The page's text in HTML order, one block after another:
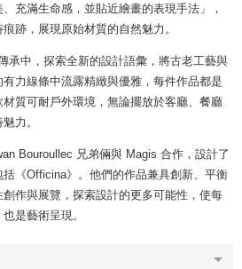
充滿生命感，並貼近繪畫的表現手法」，
跡，展現原始材質的自然魅力。
承中，探索全新的設計語彙，將古老工藝與
力線條中流露精緻與優雅，每件作品都是
質可耐戶外環境，無論擺放於客廳、餐廳
力。
Bouroullec 兄弟倆與 Magis 合作，設計了
《Officina》。他們的作品兼具創新、平衡
作與展覽，探索設計的更多可能性，使每
是藝術呈現。